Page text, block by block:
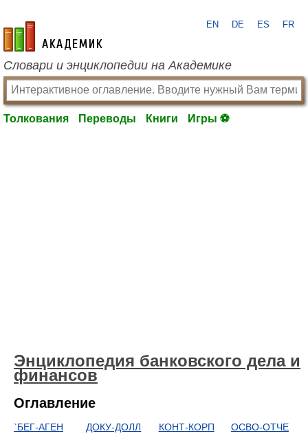
academic.ru
EN DE ES FR
Словари и энциклопедии на Академике
Толкования Переводы Книги Игры ⚽
Энциклопедия банковского дела и
финансов
Оглавление
`БЕГ-АГЕН
ДОКУ-ДОЛЛ
КОНТ-КОРП
ОСВО-ОТЧЕ